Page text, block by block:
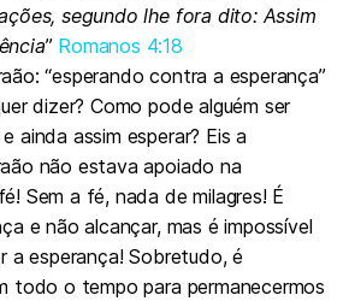
segundo lhe fora dito: Assim
” Romanos 4:18
“esperando contra a esperança”
dizer? Como pode alguém ser
ainda assim esperar? Eis a
não estava apoiado na
Sem a fé, nada de milagres! É
e não alcançar, mas é impossível
a esperança! Sobretudo, é
todo o tempo para permanecermos